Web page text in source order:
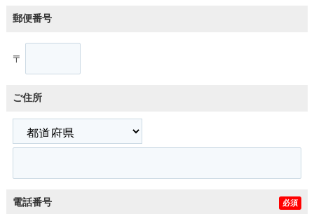
郵便番号
〒
ご住所
電話番号 必須